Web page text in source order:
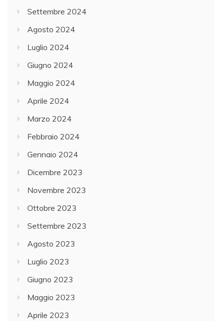
Settembre 2024
Agosto 2024
Luglio 2024
Giugno 2024
Maggio 2024
Aprile 2024
Marzo 2024
Febbraio 2024
Gennaio 2024
Dicembre 2023
Novembre 2023
Ottobre 2023
Settembre 2023
Agosto 2023
Luglio 2023
Giugno 2023
Maggio 2023
Aprile 2023